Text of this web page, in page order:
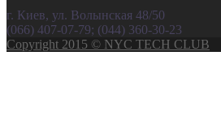
г. Киев, ул. Волынская 48/50
(066) 407-07-79; (044) 360-30-23
Copyright 2015 © NYC TECH CLUB